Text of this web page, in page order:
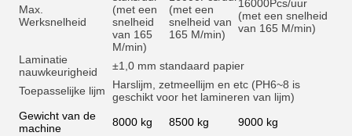
Max.
Werksnelheid
(met een
snelheid
van 165
M/min)
(met een
snelheid van
165 M/min)
16000Pcs/uur
(met een snelheid
van 165 M/min)
Laminatie
nauwkeurigheid
±1,0 mm standaard papier
Toepasselijke lijm
Harslijm, zetmeellijm en etc (PH6~8 is
geschikt voor het lamineren van lijm)
Gewicht van de
machine
8000 kg 8500 kg 9000 kg